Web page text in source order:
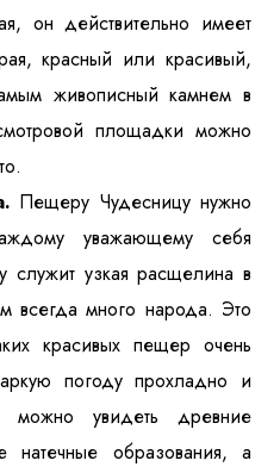
он действительно имеет
красный или красивый,
живописный камнем в
площадки можно
Пещеру Чудесницу нужно
уважающему себя
служит узкая расщелина в
всегда много народа. Это
красивых пещер очень
погоду прохладно и
увидеть древние
натечные образования, а